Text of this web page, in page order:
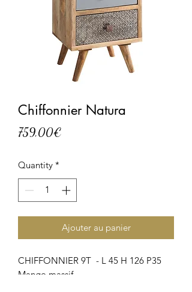
Chiffonnier Natura
759,00€
Quantity *
Ajouter au panier
CHIFFONNIER 9T - L 45 H 126 P35
Mango massif,